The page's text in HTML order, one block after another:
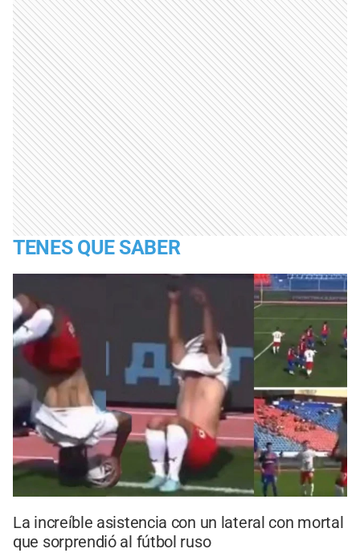
TENES QUE SABER
La increíble asistencia con un lateral con mortal
que sorprendió al fútbol ruso